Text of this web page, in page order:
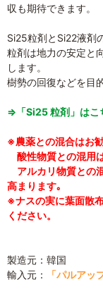
収も期待できます。
Si25粒剤とSi22液剤
粒剤は地力の安定と
します。
樹勢の回復などを目
⇒「Si25 粒剤」はこ
※農薬との混合はお
酸性物質との混用
アルカリ物質との
高まります｡
※ナスの実に葉面散
ください。
製造元：韓国
輸入元：
「パルアッ